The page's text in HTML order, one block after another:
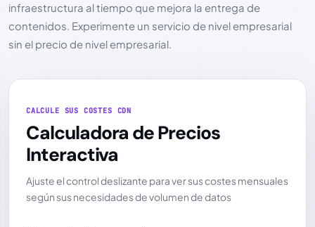
infraestructura al tiempo que mejora la entrega de
contenidos. Experimente un servicio de nivel empresarial
sin el precio de nivel empresarial.
CALCULE SUS COSTES CDN
Calculadora de Precios
Interactiva
Ajuste el control deslizante para ver sus costes mensuales
según sus necesidades de volumen de datos